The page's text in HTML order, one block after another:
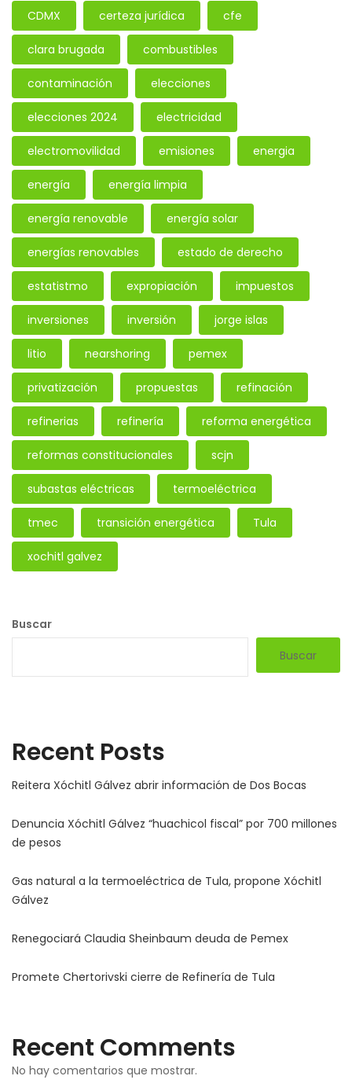
CDMX certeza jurídica cfe
clara brugada combustibles
contaminación elecciones
elecciones 2024 electricidad
electromovilidad emisiones energia
energía energía limpia
energía renovable energía solar
energías renovables estado de derecho
estatistmo expropiación impuestos
inversiones inversión jorge islas
litio nearshoring pemex
privatización propuestas refinación
refinerias refinería reforma energética
reformas constitucionales scjn
subastas eléctricas termoeléctrica
tmec transición energética Tula
xochitl galvez
Buscar
Buscar
Recent Posts
Reitera Xóchitl Gálvez abrir información de Dos Bocas
Denuncia Xóchitl Gálvez “huachicol fiscal” por 700 millones
de pesos
Gas natural a la termoeléctrica de Tula, propone Xóchitl
Gálvez
Renegociará Claudia Sheinbaum deuda de Pemex
Promete Chertorivski cierre de Refinería de Tula
Recent Comments
No hay comentarios que mostrar.